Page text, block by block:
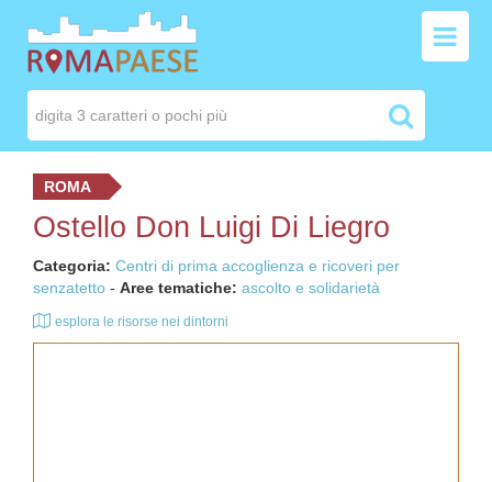
ROMA
Ostello Don Luigi Di Liegro
Categoria: Centri di prima accoglienza e ricoveri per
senzatetto - Aree tematiche: ascolto e solidarietà
esplora le risorse nei dintorni